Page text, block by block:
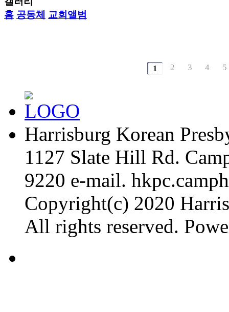
홈 공동체 교회앨범
1 2 3 4 5
Harrisburg Korean
1127 Slate Hill Rd.
9220 e-mail.
Copyright(c) 2020
All rights reserved.